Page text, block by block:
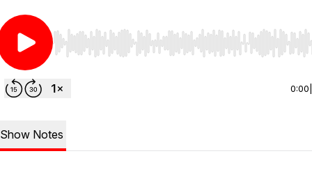
Use Left/Right to seek, Home/End to jump to start
0:00
Show Notes